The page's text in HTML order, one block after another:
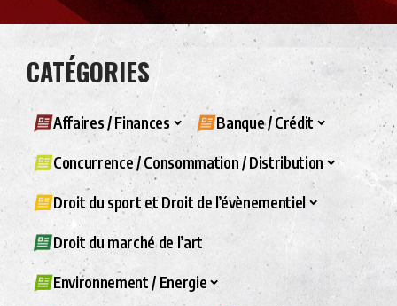
CATÉGORIES
Affaires / Finances Banque / Crédit
Concurrence / Consommation / Distribution
Droit du sport et Droit de l’évènementiel
Droit du marché de l’art
Environnement / Energie